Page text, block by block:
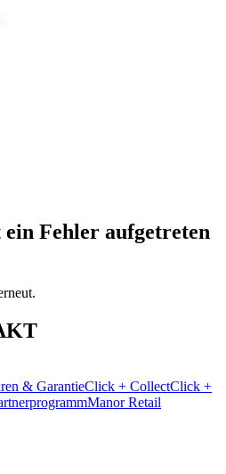
Fehler aufgetreten
& GarantieClick + CollectClick +
Manor Retail